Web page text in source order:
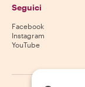
Seguici
Facebook
Instagram
YouTube